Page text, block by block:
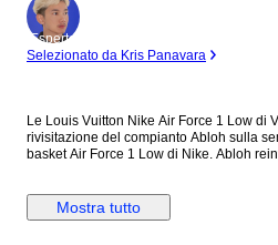
Esperto
Selezionato da Kris Panavara
Le Louis Vuitton Nike Air Force 1 Low di
rivisitazione del compianto Abloh sulla
basket Air Force 1 Low di Nike. Abloh
abbigliamento OFF-WHITE, con una
scritta "AIR" stampata accanto alla parola
Mostra tutto